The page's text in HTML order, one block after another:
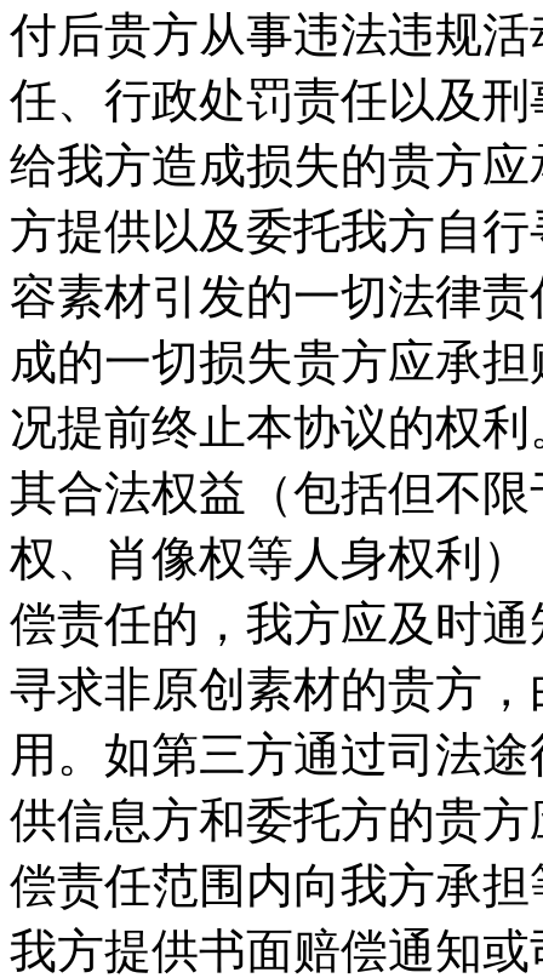
付后贵方从事违法违规
任、行政处罚责任以及
给我方造成损失的贵方
方提供以及委托我方自
容素材引发的一切法律
成的一切损失贵方应承
况提前终止本协议的权
其合法权益（包括但不
权、肖像权等人身权利
偿责任的，我方应及时
寻求非原创素材的贵方
用。如第三方通过司法
供信息方和委托方的贵
偿责任范围内向我方承
我方提供书面赔偿通知